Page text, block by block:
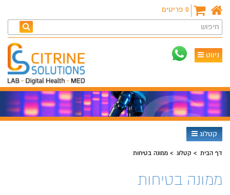
0 פריטים
חיפוש
ניווט
קטלוג
דף הבית קטלוג ממונה בטיחות
ממונה בטיחות